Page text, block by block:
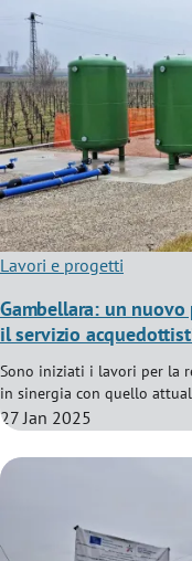
Lavori e progetti
Gambellara: un
il servizio
Sono iniziati i lavori per la
in sinergia con quello
27 Jan 2025